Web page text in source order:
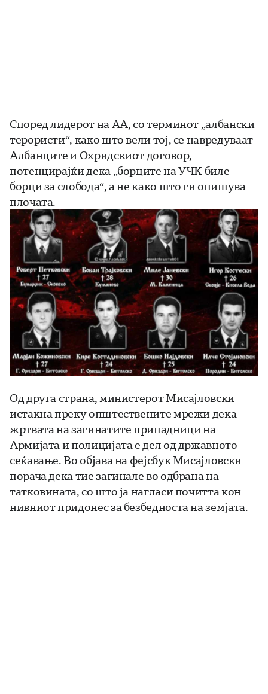
Според лидерот на АА, со терминот „албански
терористи“, како што вели тој, се навредуваат
Албанците и Охридскиот договор,
потенцирајќи дека „борците на УЧК биле
борци за слобода“, а не како што ги опишува
плочата.
Од друга страна, министерот Мисајловски
истакна преку општествените мрежи дека
жртвата на загинатите припадници на
Армијата и полицијата е дел од државното
сеќавање. Во објава на фејсбук Мисајловски
порача дека тие загинале во одбрана на
татковината, со што ја нагласи почитта кон
нивниот придонес за безбедноста на земјата.